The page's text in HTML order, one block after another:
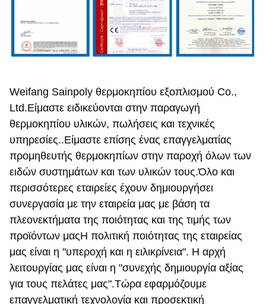
Weifang Sainpoly θερμοκηπίου εξοπλισμού Co.,
Ltd.Είμαστε ειδικεύονται στην παραγωγή
θερμοκηπίου υλικών, πωλήσεις και τεχνικές
υπηρεσίες..Είμαστε επίσης ένας επαγγελματίας
προμηθευτής θερμοκηπίων στην παροχή όλων των
ειδών συστημάτων και των υλικών τους.Όλο και
περισσότερες εταιρείες έχουν δημιουργήσει
συνεργασία με την εταιρεία μας με βάση τα
πλεονεκτήματα της ποιότητας και της τιμής των
προϊόντων μαςΗ πολιτική ποιότητας της εταιρείας
μας είναι η "υπεροχή και η ειλικρίνεια". Η αρχή
λειτουργίας μας είναι η "συνεχής δημιουργία αξίας
για τους πελάτες μας".Τώρα εφαρμόζουμε
επαγγελματική τεχνολογία και προσεκτική